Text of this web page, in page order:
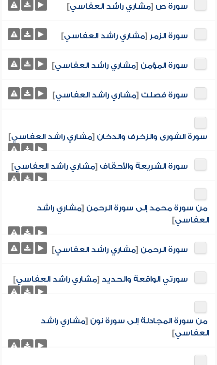
سورة ص [مشاري راشد العفاسي]
سورة الزمر [مشاري راشد العفاسي]
سورة المؤمن [مشاري راشد العفاسي]
سورة فصلت [مشاري راشد العفاسي]
سورة الشورى والزخرف والدخان [مشاري راشد العفاسي]
سورة الشريعة والأحقاف [مشاري راشد العفاسي]
من سورة محمد إلى سورة الرحمن [مشاري راشد
العفاسي]
سورة الرحمن [مشاري راشد العفاسي]
سورتي الواقعة والحديد [مشاري راشد العفاسي]
من سورة المجادلة إلى سورة نون [مشاري راشد
العفاسي]